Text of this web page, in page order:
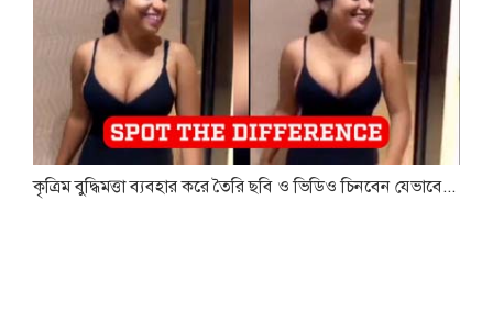
কৃত্রিম বুদ্ধিমত্তা ব্যবহার করে তৈরি ছবি ও ভিডিও চিনবেন যেভাবে...